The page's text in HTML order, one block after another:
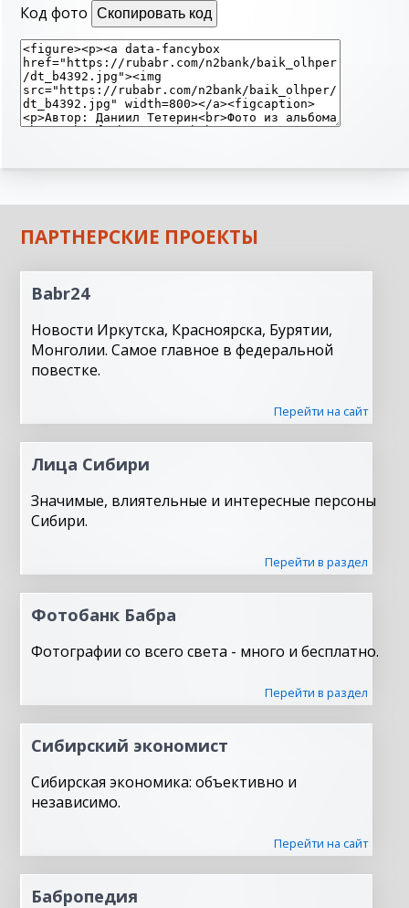
Код фото Скопировать код
ПАРТНЕРСКИЕ ПРОЕКТЫ
Babr24
Новости Иркутска, Красноярска, Бурятии,
Монголии. Самое главное в федеральной
повестке.
Перейти на сайт
Лица Сибири
Значимые, влиятельные и интересные персоны
Сибири.
Перейти в раздел
Фотобанк Бабра
Фотографии со всего света - много и бесплатно.
Перейти в раздел
Сибирский экономист
Сибирская экономика: объективно и
независимо.
Перейти на сайт
Бабропедия